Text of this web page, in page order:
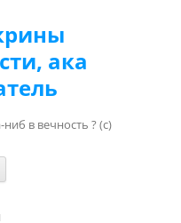
ака
в вечность ? (с)